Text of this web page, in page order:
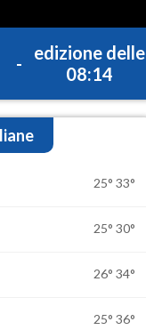
-
edizione delle
08:14
25° 33°
25° 30°
26° 34°
25° 36°